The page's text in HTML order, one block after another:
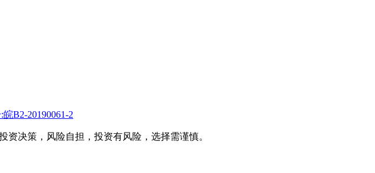
B2-20190061-2
决策，风险自担，投资有风险，选择需谨慎。